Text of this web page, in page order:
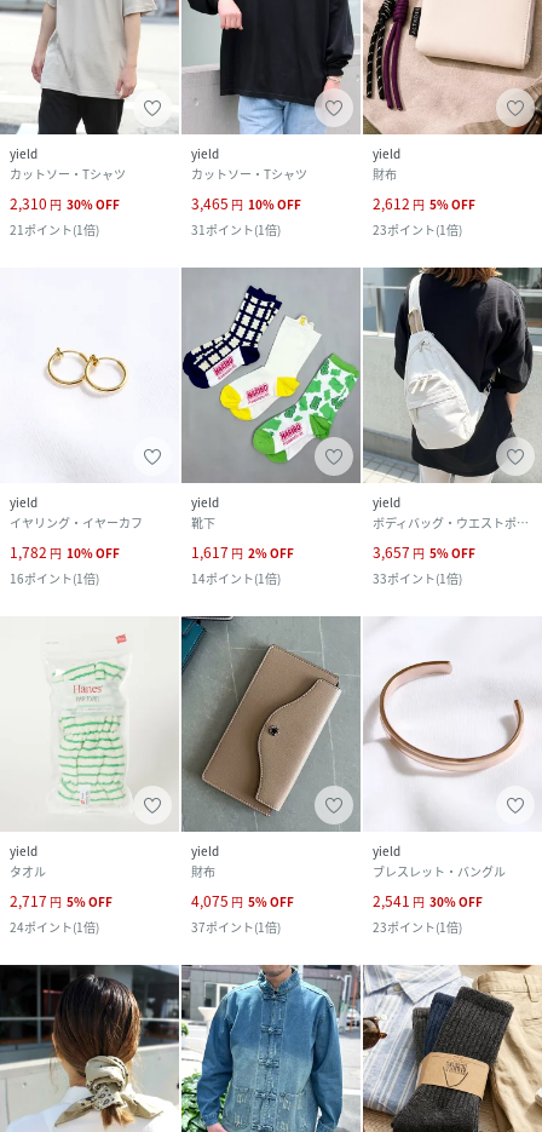
yield
カットソー・Tシャツ
2,310 円 30%OFF
21ポイント(1倍)
yield
カットソー・Tシャツ
3,465 円 10%OFF
31ポイント(1倍)
yield
財布
2,612 円 5%OFF
23ポイント(1倍)
yield
イヤリング・イヤーカフ
1,782 円 10%OFF
16ポイント(1倍)
yield
靴下
1,617 円 2%OFF
14ポイント(1倍)
yield
ボディバッグ・ウエストポーチ
3,657 円 5%OFF
33ポイント(1倍)
yield
タオル
2,717 円 5%OFF
24ポイント(1倍)
yield
財布
4,075 円 5%OFF
37ポイント(1倍)
yield
ブレスレット・バングル
2,541 円 30%OFF
23ポイント(1倍)